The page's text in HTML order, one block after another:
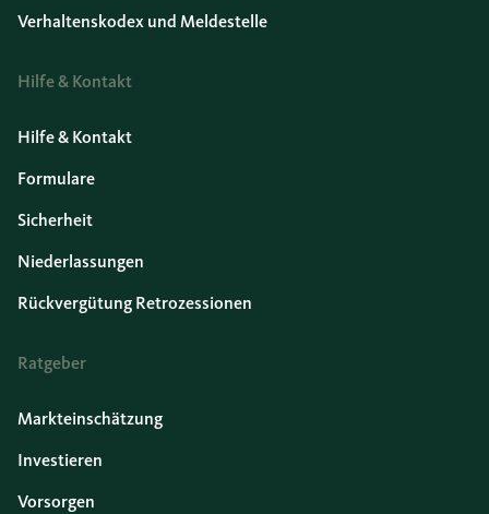
Verhaltenskodex und Meldestelle
Hilfe & Kontakt
Hilfe & Kontakt
Formulare
Sicherheit
Niederlassungen
Rückvergütung Retrozessionen
Ratgeber
Markteinschätzung
Investieren
Vorsorgen